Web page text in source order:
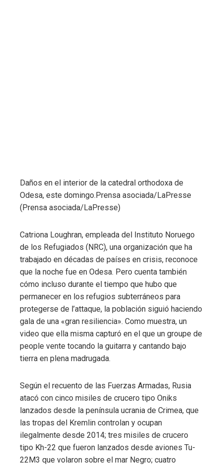
Daños en el interior de la catedral orthodoxa de
Odesa, este domingo. Prensa asociada/LaPresse
(Prensa asociada/LaPresse)
Catriona Loughran, empleada del Instituto Noruego
de los Refugiados (NRC), una organización que ha
trabajado en décadas de países en crisis, reconoce
que la noche fue en Odesa. Pero cuenta también
cómo incluso durante el tiempo que hubo que
permanecer en los refugios subterráneos para
protegerse de l’attaque, la población siguió haciendo
gala de una «gran resiliencia». Como muestra, un
video que ella misma capturó en el que un groupe de
people vente tocando la guitarra y cantando bajo
tierra en plena madrugada.
Según el recuento de las Fuerzas Armadas, Rusia
atacó con cinco misiles de crucero tipo Oniks
lanzados desde la península ucrania de Crimea, que
las tropas del Kremlin controlan y ocupan
ilegalmente desde 2014; tres misiles de crucero
tipo Kh-22 que fueron lanzados desde aviones Tu-
22M3 que volaron sobre el mar Negro; cuatro